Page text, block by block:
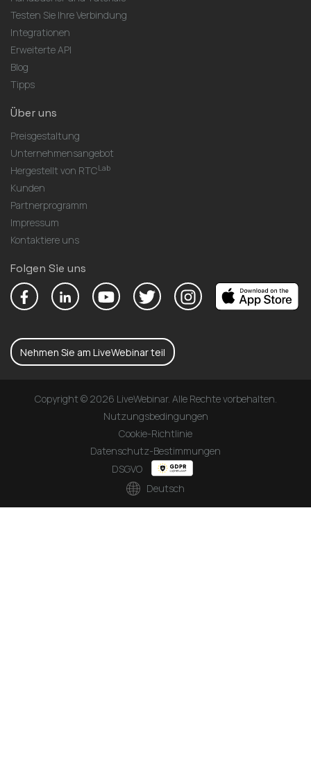
Testen Sie Ihre Verbindung
Integrationen
Erweiterte API
Blog
Tipps
Über uns
Preisgestaltung
Unternehmensangebot
Hergestellt von RTCLab
Kunden
Partnerprogramm
Impressum
Kontaktiere uns
Folgen Sie uns
Nehmen Sie am LiveWebinar teil
Copyright © 2026 LiveWebinar. Alle Rechte vorbehalten.
Nutzungsbedingungen
Cookie-Richtlinie
Datenschutz-Bestimmungen
DSGVO
Deutsch